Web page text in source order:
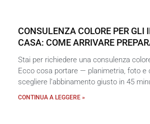
CONSULENZA COLORE PER GLI
CASA: COME ARRIVARE
Stai per richiedere una consulenza
Ecco cosa portare — planimetria, foto e
scegliere l’abbinamento giusto in 45
CONTINUA A LEGGERE »